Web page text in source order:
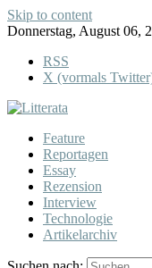
Skip to content
Donnerstag, August 06,
RSS
X (vormals
Feature
Reportagen
Essay
Rezension
Interview
Technologie
Artikelarchiv